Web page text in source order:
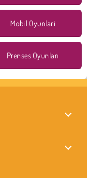
Mobil Oyunlari
Prenses Oyunları